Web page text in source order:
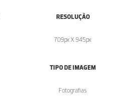
RESOLUÇÃO
709px X 945px
TIPO DE IMAGEM
Fotografias